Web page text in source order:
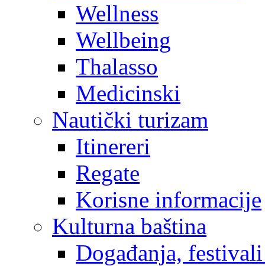
Wellness
Wellbeing
Thalasso
Medicinski
Nautički turizam
Itinereri
Regate
Korisne informacije
Kulturna baština
Događanja,